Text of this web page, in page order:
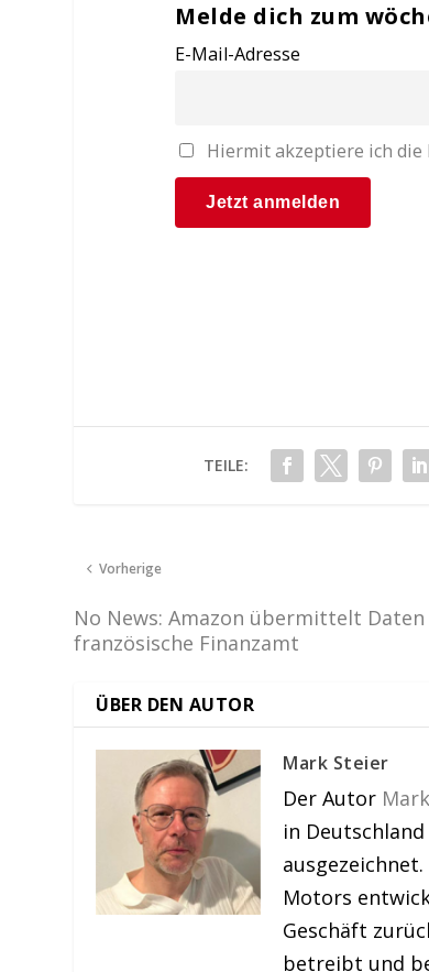
Melde dich zum
E-Mail-Adresse
Hiermit akzeptiere ich
TEILE:
Vorherige
No News: Amazon übermittelt Daten
französische Finanzamt
ÜBER DEN AUTOR
Mark Steier
Der Autor
in
Motors
Geschäft
betreibt und